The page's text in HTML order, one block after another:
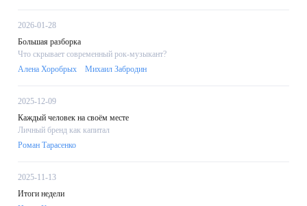
2026-01-28
Большая разборка
Что скрывает современный рок-музыкант?
Алена Хоробрых
Михаил Забродин
2025-12-09
Каждый человек на своём месте
Личный бренд как капитал
Роман Тарасенко
2025-11-13
Итоги недели